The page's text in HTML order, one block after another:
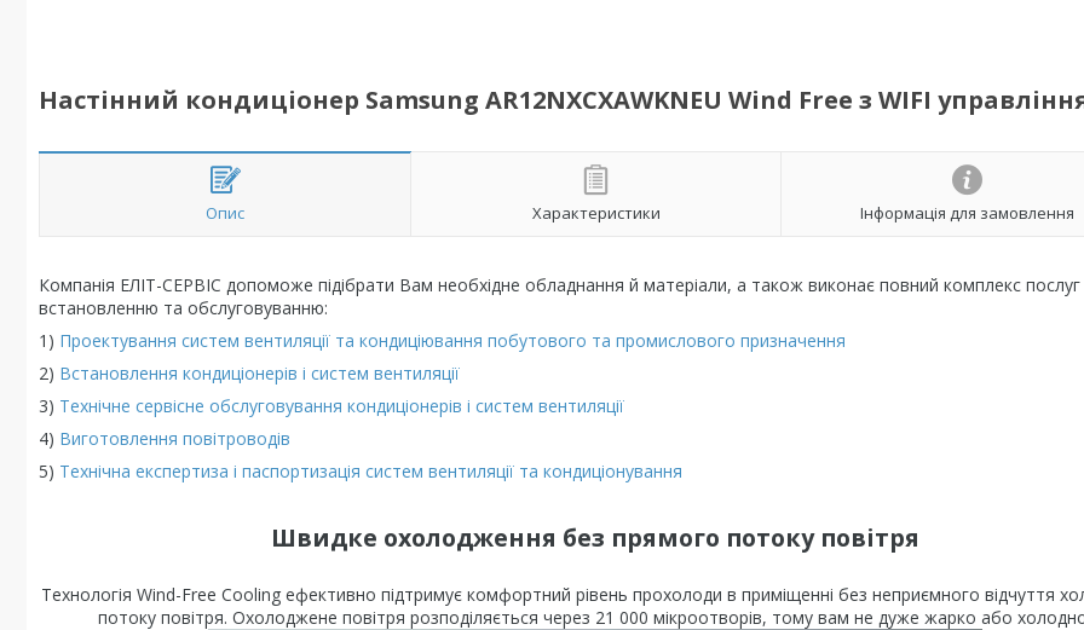
Настінний кондиціонер Samsung AR12NXCXAWKNEU Wind Free з WIFI
Опис Характеристики Інформація для замовлення
Компанія ЕЛІТ-СЕРВІС допоможе підібрати Вам необхідне обладнання й матеріали, а також виконає повний комплекс
встановленню та обслуговуванню:
1) Проектування систем вентиляції та кондиціювання побутового та промислового призначення
2) Встановлення кондиціонерів і систем вентиляції
3) Технічне сервісне обслуговування кондиціонерів і систем вентиляції
4) Виготовлення повітроводів
5) Технічна експертиза і паспортизація систем вентиляції та кондиціонування
Швидке охолодження без прямого потоку повітря
Технологія Wind-Free Cooling ефективно підтримує комфортний рівень прохолоди в приміщенні без неприємного відчуття
потоку повітря. Охолоджене повітря розподіляється через 21 000 мікроотворів, тому вам не дуже жарко або